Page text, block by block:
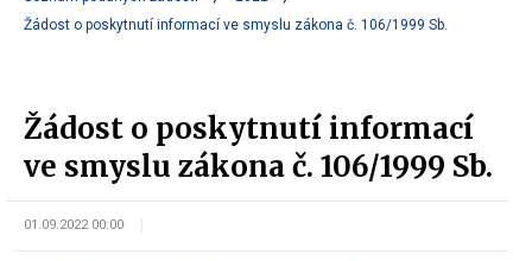
Žádost o poskytnutí informací ve smyslu zákona č. 106/1999 Sb.
Žádost o poskytnutí informací
ve smyslu zákona č. 106/1999 Sb.
01.09.2022 00:00